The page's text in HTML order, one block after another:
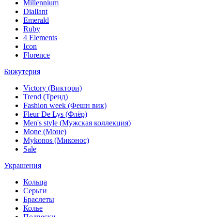
Millennium
Diallant
Emerald
Ruby
4 Elements
Icon
Florence
Бижутерия
Victory (Виктори)
Trend (Тренд)
Fashion week (Фешн вик)
Fleur De Lys (Флёр)
Men's style (Мужская коллекция)
Mone (Моне)
Mykonos (Миконос)
Sale
Украшения
Кольца
Серьги
Браслеты
Колье